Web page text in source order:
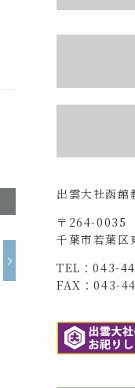
出雲大社函館
〒264-0035
千葉市若葉区
TEL：043-
FAX：043-